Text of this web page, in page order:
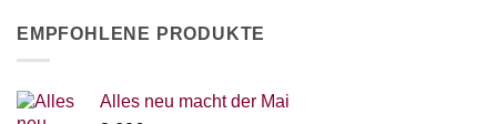
EMPFOHLENE PRODUKTE
Alles neu macht der Mai